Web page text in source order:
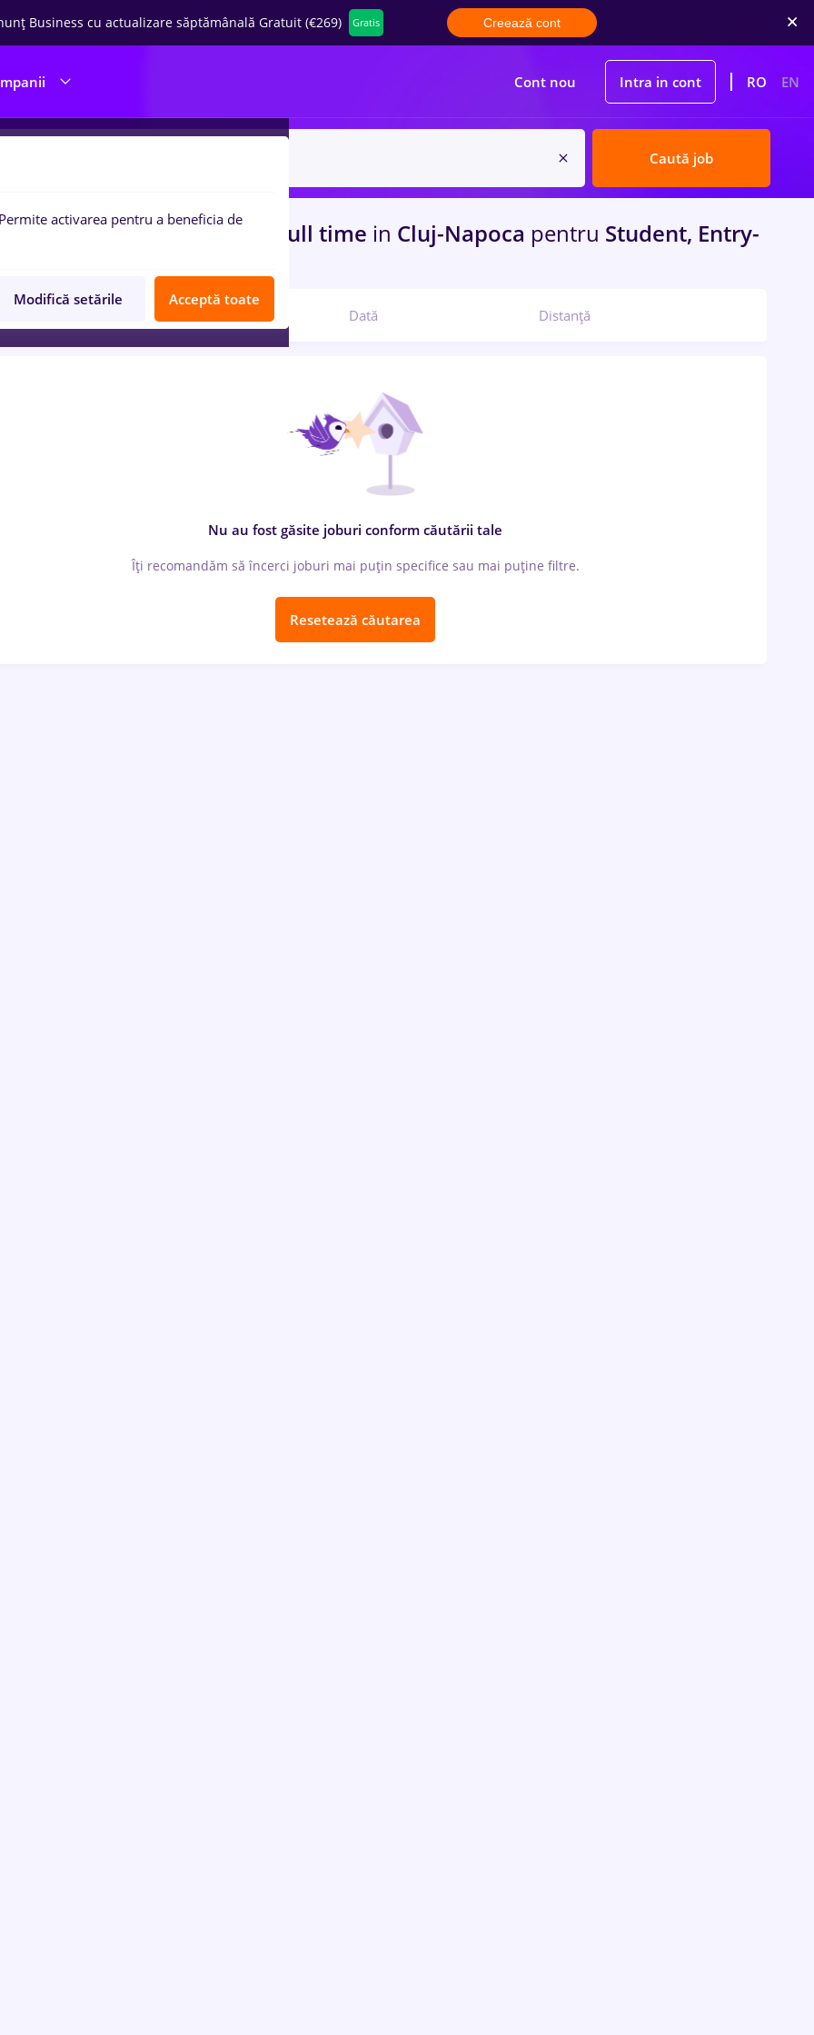
Business cu actualizare săptămânală Gratuit (€269) Gratis Creează cont
Cont nou Intra in cont RO EN
Caută job
de muncacu salarii dm, Full time in Cluj-Napoca pentru Student, Entry-
Relevanță Dată Distanță
Nu au fost găsite joburi conform căutării tale
Îți recomandăm să încerci joburi mai puțin specifice sau mai puține filtre.
Resetează căutarea
Permite activarea pentru a beneficia de
Modifică setările Acceptă toate